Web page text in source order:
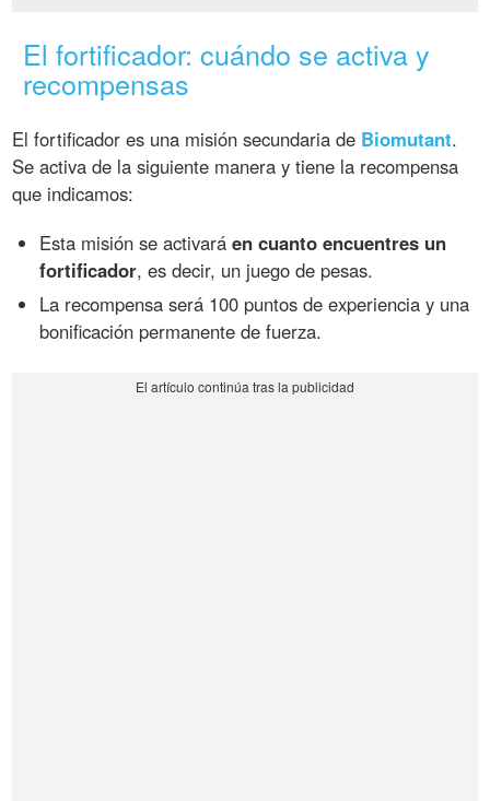
El fortificador: cuándo se activa y
recompensas
El fortificador es una misión secundaria de Biomutant.
Se activa de la siguiente manera y tiene la recompensa
que indicamos:
Esta misión se activaráen cuanto encuentres un
fortificador, es decir, un juego de pesas.
La recompensa será 100 puntos de experiencia y una
bonificación permanente de fuerza.